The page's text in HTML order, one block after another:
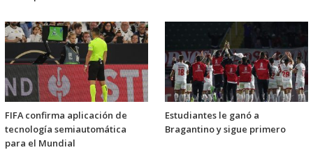
FIFA confirma aplicación de
tecnología semiautomática
para el Mundial
Estudiantes le ganó a
Bragantino y sigue primero